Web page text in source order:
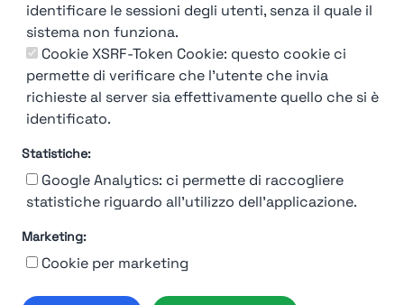
identificare le sessioni degli utenti, senza il quale il
sistema non funziona.
Cookie XSRF-Token Cookie: questo cookie ci
permette di verificare che l'utente che invia
richieste al server sia effettivamente quello che si è
identificato.
Statistiche:
Google Analytics: ci permette di raccogliere
statistiche riguardo all'utilizzo dell'applicazione.
Marketing:
Cookie per marketing
You're Not logged in
LoginorIscrivitiper vedere
Termini e Condizioni
© 2019-2026 Stupendio. Tutti i diritti riservati | Smarteris S.r.l. P.IVA